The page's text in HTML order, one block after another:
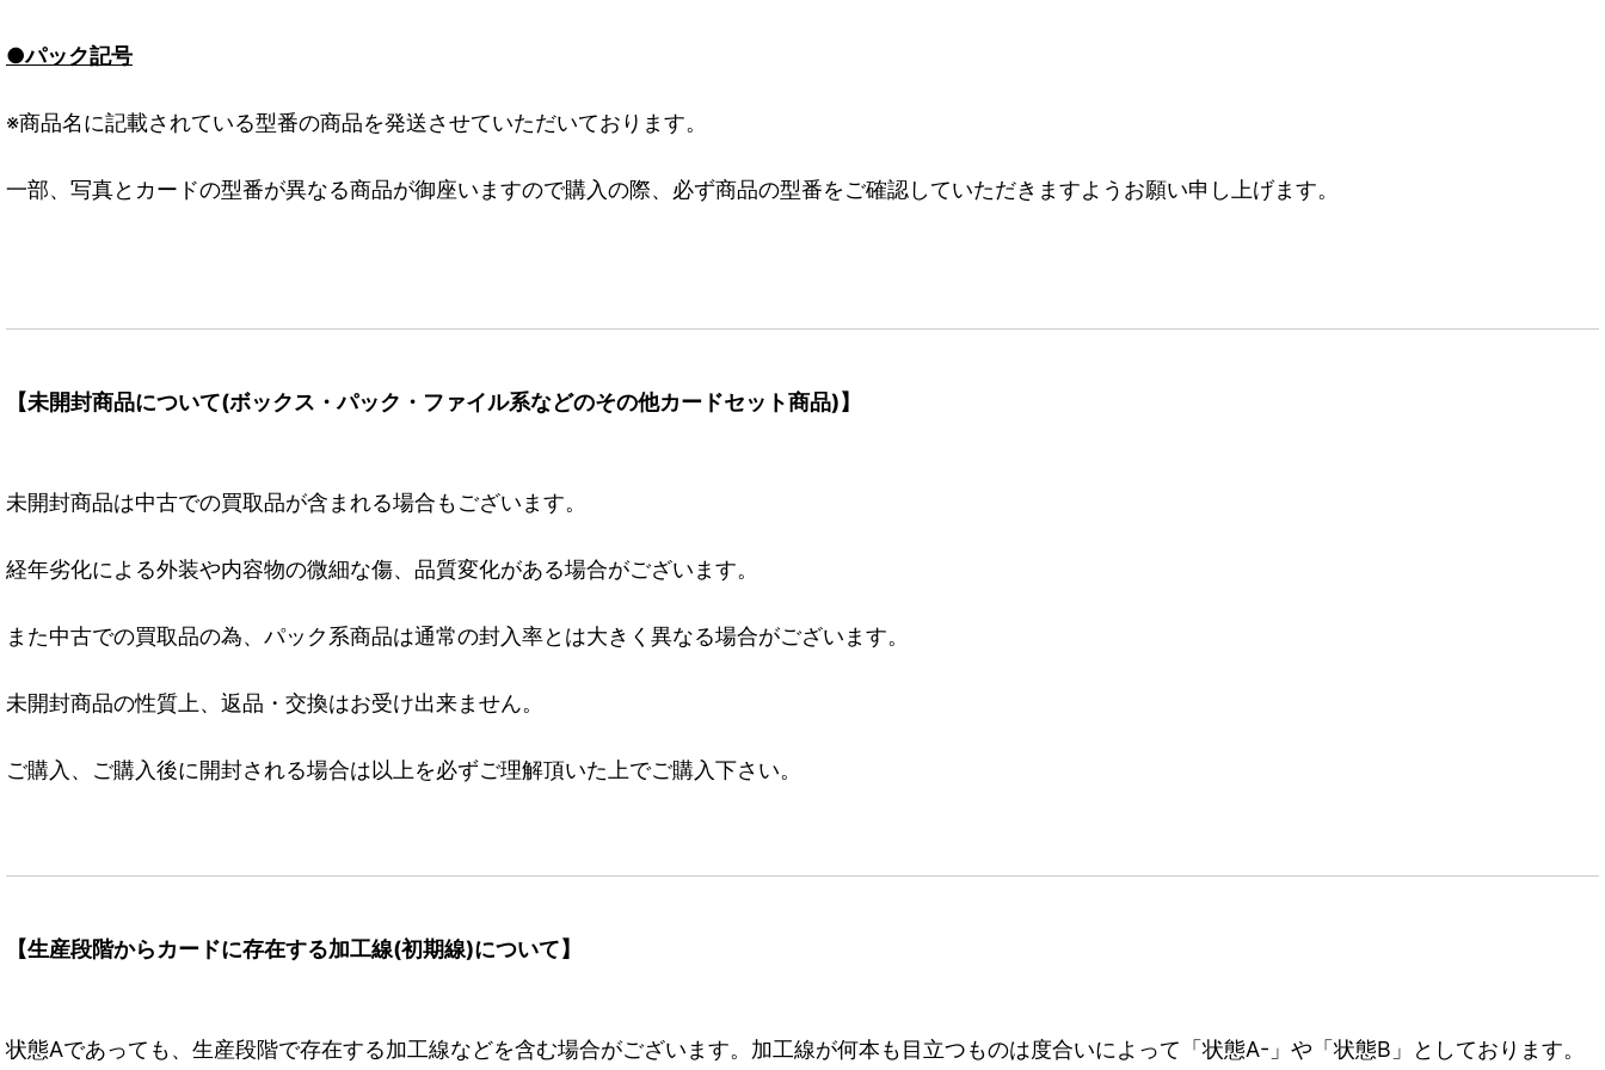
●パック記号
※商品名に記載されている型番の商品を発送させていただいております。
一部、写真とカードの型番が異なる商品が御座いますので購入の際、必ず商品の型番をご確認していただきますようお願い申し上げます。
【未開封商品について(ボックス・パック・ファイル系などのその他カードセット商品)】
未開封商品は中古での買取品が含まれる場合もございます。
経年劣化による外装や内容物の微細な傷、品質変化がある場合がございます。
また中古での買取品の為、パック系商品は通常の封入率とは大きく異なる場合がございます。
未開封商品の性質上、返品・交換はお受け出来ません。
ご購入、ご購入後に開封される場合は以上を必ずご理解頂いた上でご購入下さい。
【生産段階からカードに存在する加工線(初期線)について】
状態Aであっても、生産段階で存在する加工線などを含む場合がございます。加工線が何本も目立つものは度合いによって「状態A-」や「状態B」としております。